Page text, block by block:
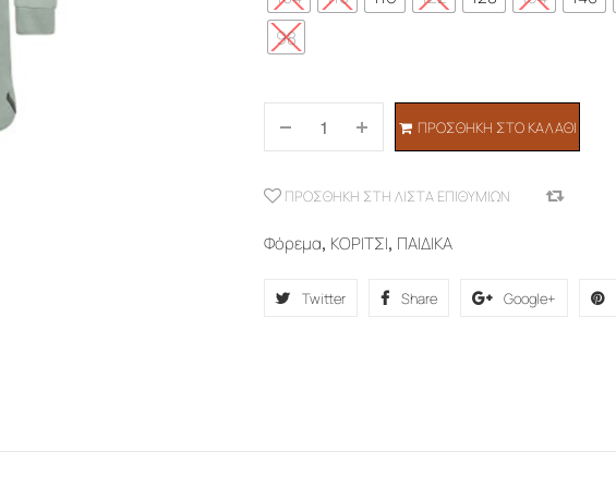
98
ΠΡΟΣΘΉΚΗ ΣΤΟ ΚΑΛΆΘΙ
ΠΡΟΣΘΉΚΗ ΣΤΗ ΛΊΣΤΑ ΕΠΙΘΥΜΙΏΝ
Φόρεμα, ΚΟΡΙΤΣΙ, ΠΑΙΔΙΚΑ
Twitter Share Google+